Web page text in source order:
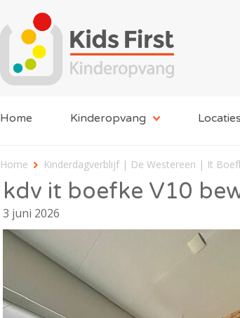
Home Kinderopvang Locaties
Home Kinderdagverblijf | De Westereen | It
kdv it boefke V10
3 juni 2026